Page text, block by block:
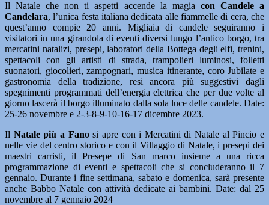
Il Natale che non ti aspetti accende la magia con Candele a
Candelara, l’unica festa italiana dedicata alle fiammelle di cera, che
quest’anno compie 20 anni. Migliaia di candele seguiranno i
visitatori in una girandola di eventi diversi lungo l’antico borgo, tra
mercatini natalizi, presepi, laboratori della Bottega degli elfi, trenini,
spettacoli con gli artisti di strada, trampolieri luminosi, folletti
suonatori, giocolieri, zampognari, musica itinerante, coro Jubilate e
gastronomia della tradizione, resi ancora più suggestivi dagli
spegnimenti programmati dell’energia elettrica che per due volte al
giorno lascerà il borgo illuminato dalla sola luce delle candele. Date:
25-26 novembre e 2-3-8-9-10-16-17 dicembre 2023.
Il Natale più a Fanosi apre con i Mercatini di Natale al Pincio e
nelle vie del centro storico e con il Villaggio di Natale, i presepi dei
maestri carristi, il Presepe di San marco insieme a una ricca
programmazione di eventi e spettacoli che si concluderanno il 7
gennaio. Durante i fine settimana, sabato e domenica, sarà presente
anche Babbo Natale con attività dedicate ai bambini. Date: dal 25
novembre al 7 gennaio 2024